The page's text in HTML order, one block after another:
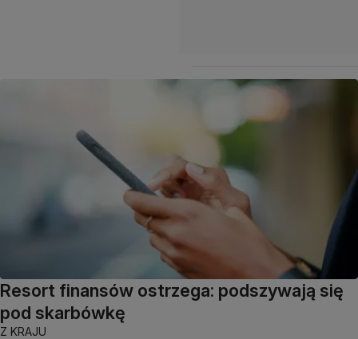
Resort finansów ostrzega: podszywają się
pod skarbówkę
Z KRAJU